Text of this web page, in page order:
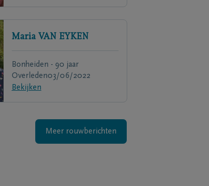
Maria VAN EYKEN
Bonheiden - 90 jaar
Overleden03/06/2022
Bekijken
Meer rouwberichten